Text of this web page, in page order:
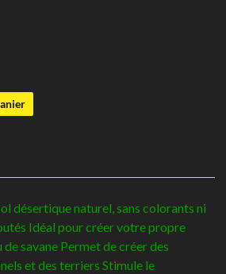
désertique naturel, sans colorants ni
Idéal pour créer votre propre
savane Permet de créer des
et des terriers Stimule le